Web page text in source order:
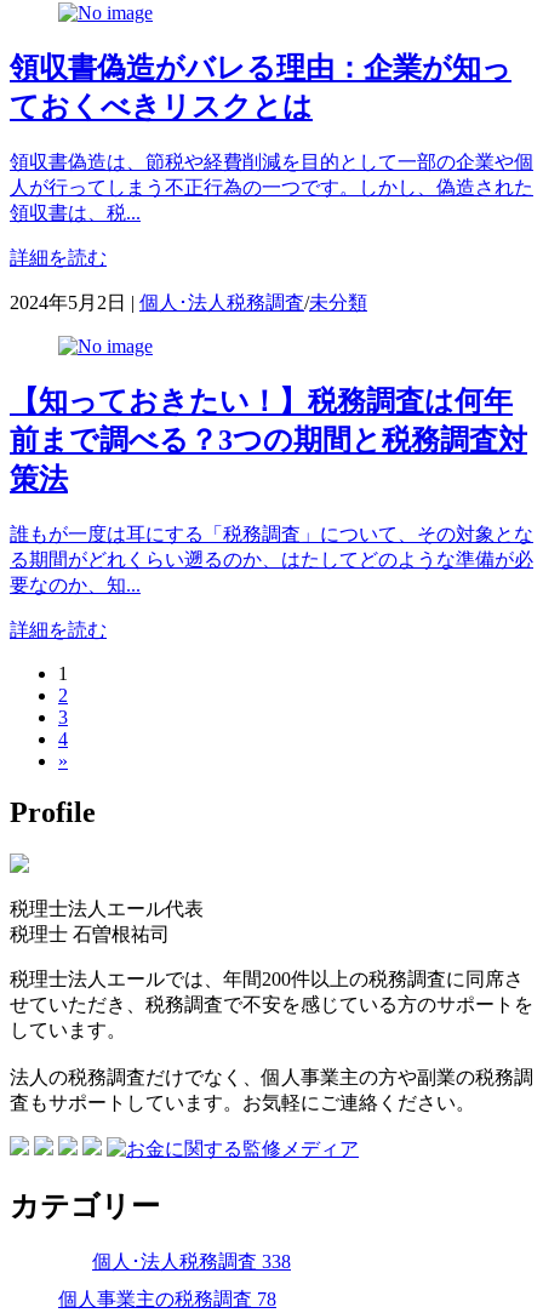
ー
領収書偽造がバレる理由：企業が知っ
ておくべきリスクとは
領収書偽造は、節税や経費削減を目的として一部の企業や個
人が行ってしまう不正行為の一つです。しかし、偽造された
領収書は、税...
詳細を読む
2024年5月2日 | カ
ゴ
ー
個人･法人税務調査/未分類
【知っておきたい！】税務調査は何年
前まで調べる？3つの期間と税務調査対
策法
誰もが一度は耳にする「税務調査」について、その対象とな
る期間がどれくらい遡るのか、はたしてどのような準備が必
要なのか、知...
詳細を読む
ビ
ー
シ
ョ
ン
1
2
3
4
»
Profile
税理士法人エール代表
税理士 石曽根祐司
税理士法人エールでは、年間200件以上の税務調査に同席さ
せていただき、税務調査で不安を感じている方のサポートを
しています。
法人の税務調査だけでなく、個人事業主の方や副業の税務調
査もサポートしています。お気軽にご連絡ください。
カテゴリー
個人･法人税務調査 338
個人事業主の税務調査 78